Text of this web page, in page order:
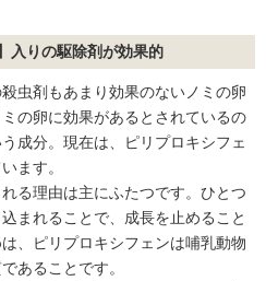
入りの駆除剤が効果的
虫剤もあまり効果のないノミの卵
の卵に効果があるとされているの
成分。現在は、ピリプロキシフェ
ます。
る理由は主にふたつです。ひとつ
まれることで、成長を止めること
、ピリプロキシフェンは哺乳動物
あることです。